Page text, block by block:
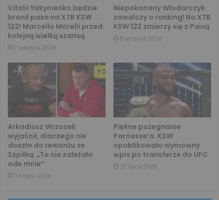
Vitalii Yakymenko będzie
bronił pasa na XTB KSW
122! Marcello Morelli przed
kolejną wielką szansą
7 sierpnia 2026
Niepokonany Włodarczyk
zawalczy o ranking! Na XTB
KSW 122 zmierzy się z Paivą
6 sierpnia 2026
Arkadiusz Wrzosek
wyjaśnił, dlaczego nie
doszło do rewanżu ze
Szpilką. „To nie zależało
ode mnie”
31 lipca 2026
Piękne pożegnanie
Parnasse’a. KSW
opublikowało wymowny
wpis po transferze do UFC
27 lipca 2026